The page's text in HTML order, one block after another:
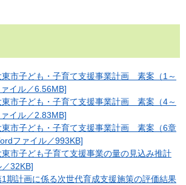
市子ども・子育て支援事業計画 素案（1～
イル／6.56MB]
市子ども・子育て支援事業計画 素案（4～
イル／2.83MB]
市子ども・子育て支援事業計画 素案（6章
ファイル／993KB]
市子ども子育て支援事業の量の見込み推計
32KB]
計画に係る次世代育成支援施策の評価結果